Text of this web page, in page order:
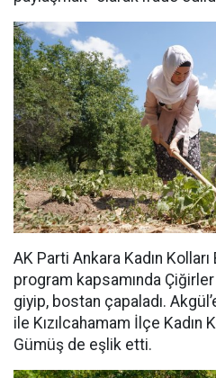
AK Parti Ankara Kadın
program kapsamında
giyip, bostan çapaladı.
ile Kızılcahamam İlçe Kadın
Gümüş de eşlik etti.